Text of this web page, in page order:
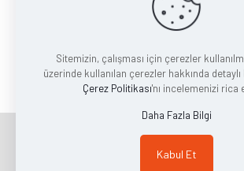
KM 215 S Yarı Otomatik Orta
Kayıt Alıştırma Makinesi
LTD. ŞTİ.
Sitemizin, çalışması için çerezler
üzerinde kullanılan çerezler hakkında
Çerez Politikası'nı incelemenizi rica
Daha Fazla Bilgi
Kabul Et